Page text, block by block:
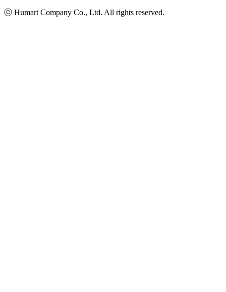
ⓒ Humart Company Co., Ltd. All rights reserved.